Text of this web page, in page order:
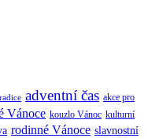
adventní čas akce pro
Vánoce kouzlo Vánoc kulturní
rodinné Vánoce slavnostní